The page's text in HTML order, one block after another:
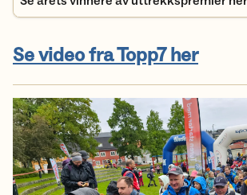
Se video fra Topp7 her